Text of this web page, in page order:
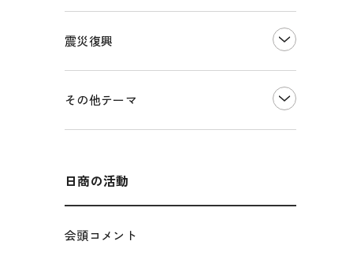
震災復興
その他テーマ
多様な人材の活躍推進
各種制度・助成金
パートナーシップ構築宣言
日商の活動
会頭コメント